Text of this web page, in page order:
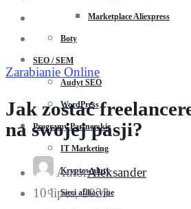
Marketplace Aliexpress
Boty
SEO / SEM
Audyt SEO
WordPress
Programy Partnerskie
IT Marketing
Kryptowaluty
Sieci afiliacyjne
Zarabianie Online
Jak zostać
na swojej pasji?
AutorAleksander
10 lipca, 2023